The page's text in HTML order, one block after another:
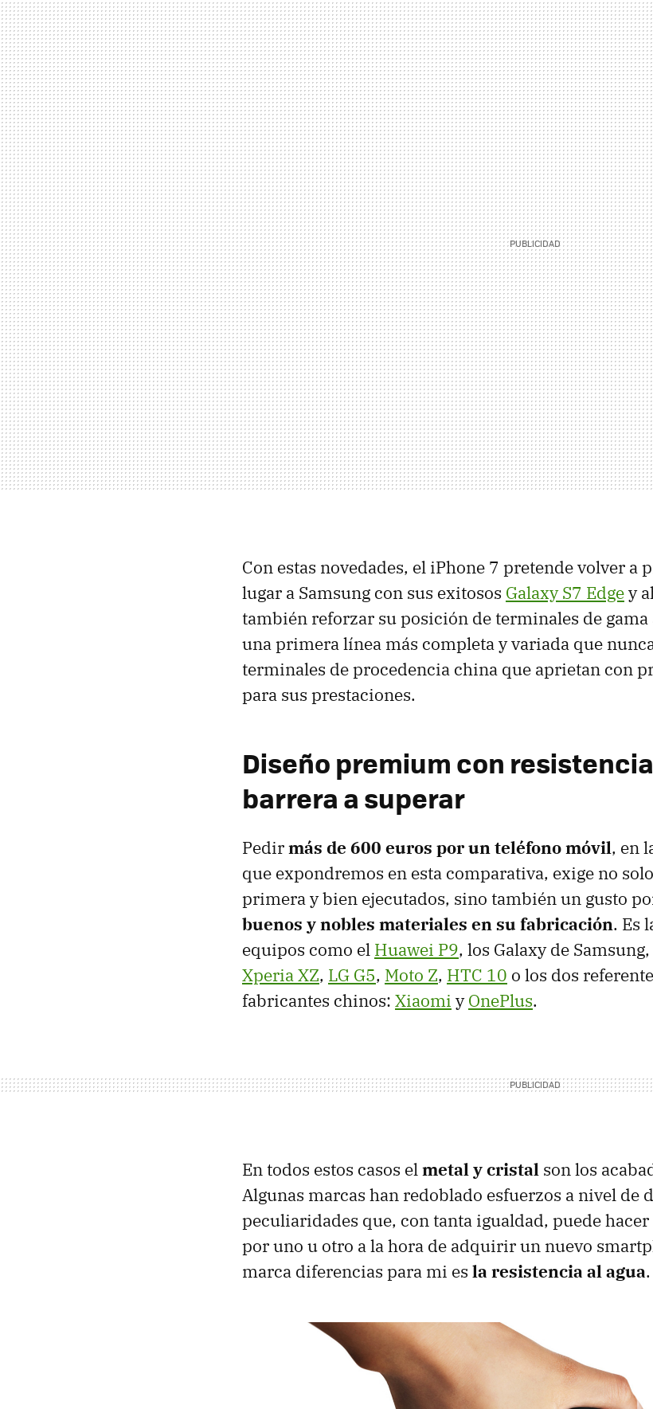
Con estas novedades, el iPhone 7 pretende volver a
lugar a Samsung con sus exitosos Galaxy S7 Edgey
también reforzar su posición de terminales de
una primera línea más completa y variada que
terminales de procedencia china que aprietan con
para sus prestaciones.
Diseño premium con
barrera a superar
Pedirmás de 600 euros por un teléfono móvil, en
que expondremos en esta comparativa, exige no
primera y bien ejecutados, sino también un gusto
buenos y nobles materiales en su fabricación. Es
equipos como el Huawei P9, los Galaxy de
Xperia XZ, LG G5, Moto Z, HTC 10 o los dos
fabricantes chinos: Xiaomi yOnePlus.
En todos estos casos elmetal y cristal son los
Algunas marcas han redoblado esfuerzos a nivel de
peculiaridades que, con tanta igualdad, puede
por uno u otro a la hora de adquirir un nuevo
marca diferencias para mi es la resistencia al agua.